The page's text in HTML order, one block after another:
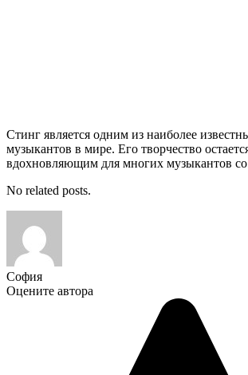
Стинг является одним из наиболее
музыкантов в мире. Его творчество
вдохновляющим для многих музыкантов со
No related posts.
София
Оцените автора